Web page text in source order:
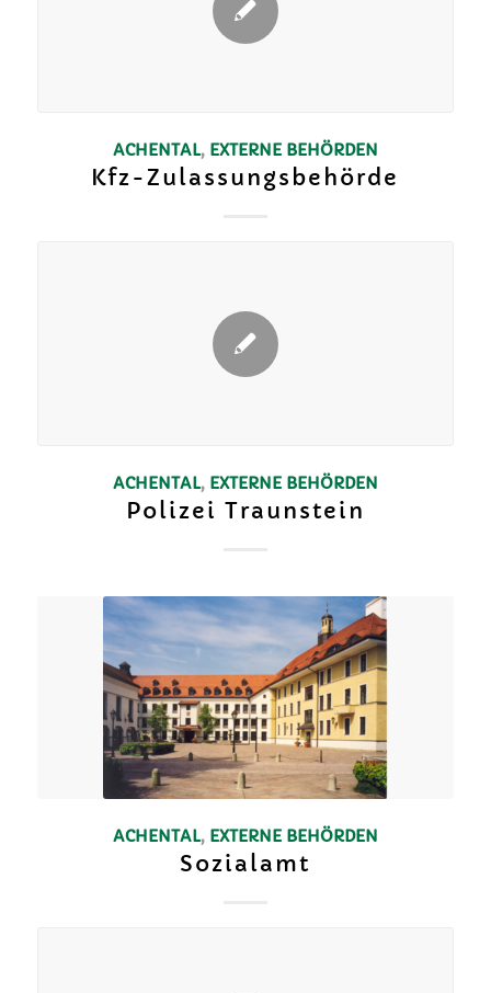
ACHENTAL, EXTERNE BEHÖRDEN
Kfz-Zulassungsbehörde
ACHENTAL, EXTERNE BEHÖRDEN
Polizei Traunstein
ACHENTAL, EXTERNE BEHÖRDEN
Sozialamt